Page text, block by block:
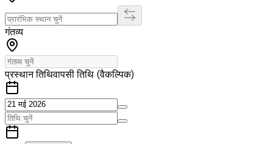
गंतव्य
प्रस्थान तिथिवापसी तिथि (वैकल्पिक)